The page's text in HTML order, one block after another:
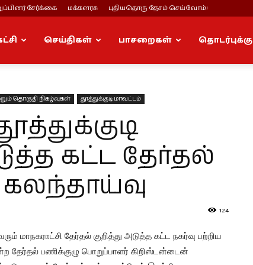
சேர்க்கை மக்களரசு புதியதொரு தேசம் செய்வோம்!
செய்திகள் பாசறைகள் தொடர்புக்கு
தொகுதி நிகழ்வுகள் தூத்துக்குடி மாவட்டம்
கட்ட தேர்தல்
கலந்தாய்வு
124
மாநகராட்சி தேர்தல் குறித்து அடுத்த கட்ட நகர்வு பற்றிய
தேர்தல் பணிக்குழு பொறுப்பாளர் கிறிஸ்டன்டைன்